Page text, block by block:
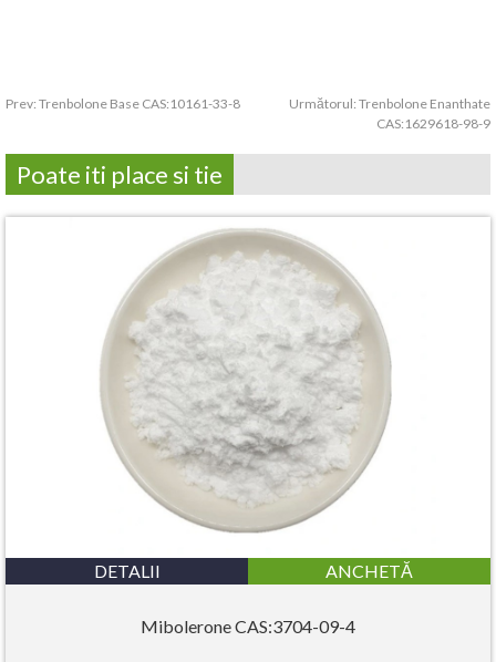
Prev: Trenbolone Base CAS:10161-33-8 Următorul: Trenbolone Enanthate
CAS:1629618-98-9
Poate iti place si tie
DETALII ANCHETĂ
Mibolerone CAS:3704-09-4